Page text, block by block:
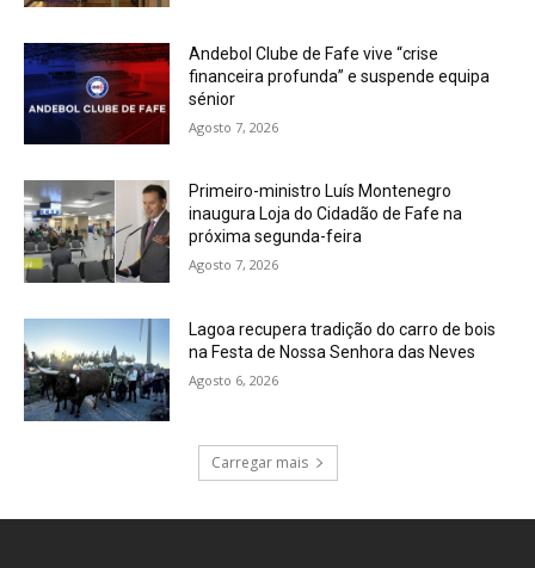
Andebol Clube de Fafe vive “crise
financeira profunda” e suspende equipa
sénior
Agosto 7, 2026
Primeiro-ministro Luís Montenegro
inaugura Loja do Cidadão de Fafe na
próxima segunda-feira
Agosto 7, 2026
Lagoa recupera tradição do carro de bois
na Festa de Nossa Senhora das Neves
Agosto 6, 2026
Carregar mais